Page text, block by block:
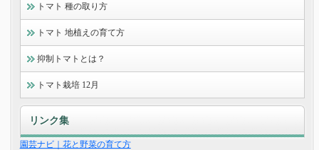
トマト 種の取り方
トマト 地植えの育て方
抑制トマトとは？
トマト栽培 12月
リンク集
園芸ナビ｜花と野菜の育て方